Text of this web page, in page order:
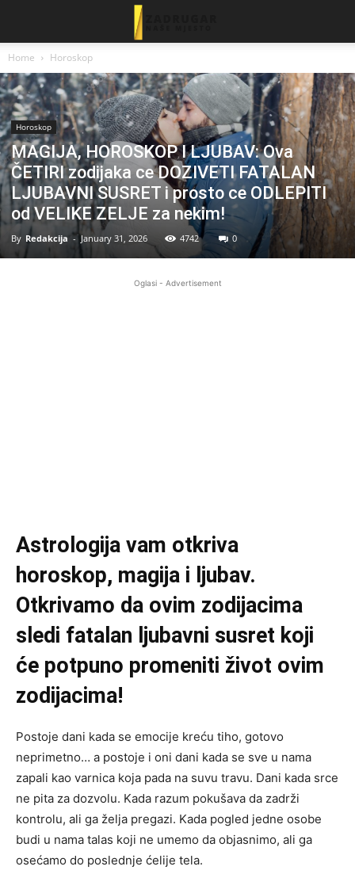
Home Horoskop
Horoskop
MAGIJA, HOROSKOP I LJUBAV: Ova
ČETIRI zodijaka ce DOZIVETI FATALAN
LJUBAVNI SUSRET i prosto ce ODLEPITI
od VELIKE ZELJE za nekim!
By Redakcija - January 31, 2026 4742 0
Oglasi - Advertisement
Astrologija vam otkriva
horoskop, magija i ljubav.
Otkrivamo da ovim zodijacima
sledi fatalan ljubavni susret koji
će potpuno promeniti život ovim
zodijacima!
Postoje dani kada se emocije kreću tiho, gotovo
neprimetno… a postoje i oni dani kada se sve u nama
zapali kao varnica koja pada na suvu travu. Dani kada srce
ne pita za dozvolu. Kada razum pokušava da zadrži
kontrolu, ali ga želja pregazi. Kada pogled jedne osobe
budi u nama talas koji ne umemo da objasnimo, ali ga
osećamo do poslednje ćelije tela.